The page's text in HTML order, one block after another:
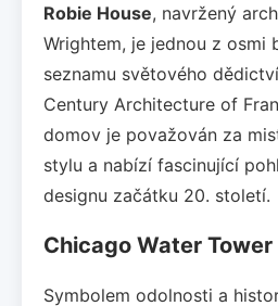
Robie House, navržený
Wrightem, je jednou z osmi
seznamu světového
Century Architecture of
domov je považován za
stylu a nabízí fascinující
designu začátku 20. století.
Chicago Water Tower
Symbolem odolnosti a